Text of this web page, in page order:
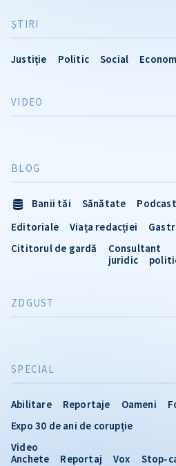
ŞTIRI
Justiție Politic Social
VIDEO
SPECIAL
Abilitare Reportaje Oameni
Expo 30 de ani de corupție
Video
Anchete
Reportaj Vox Stop-
BLOG
Banii tăi Sănătate
Editoriale
Viața redacției
Cititorul de gardă
Consultant
juridic
ZDGUST